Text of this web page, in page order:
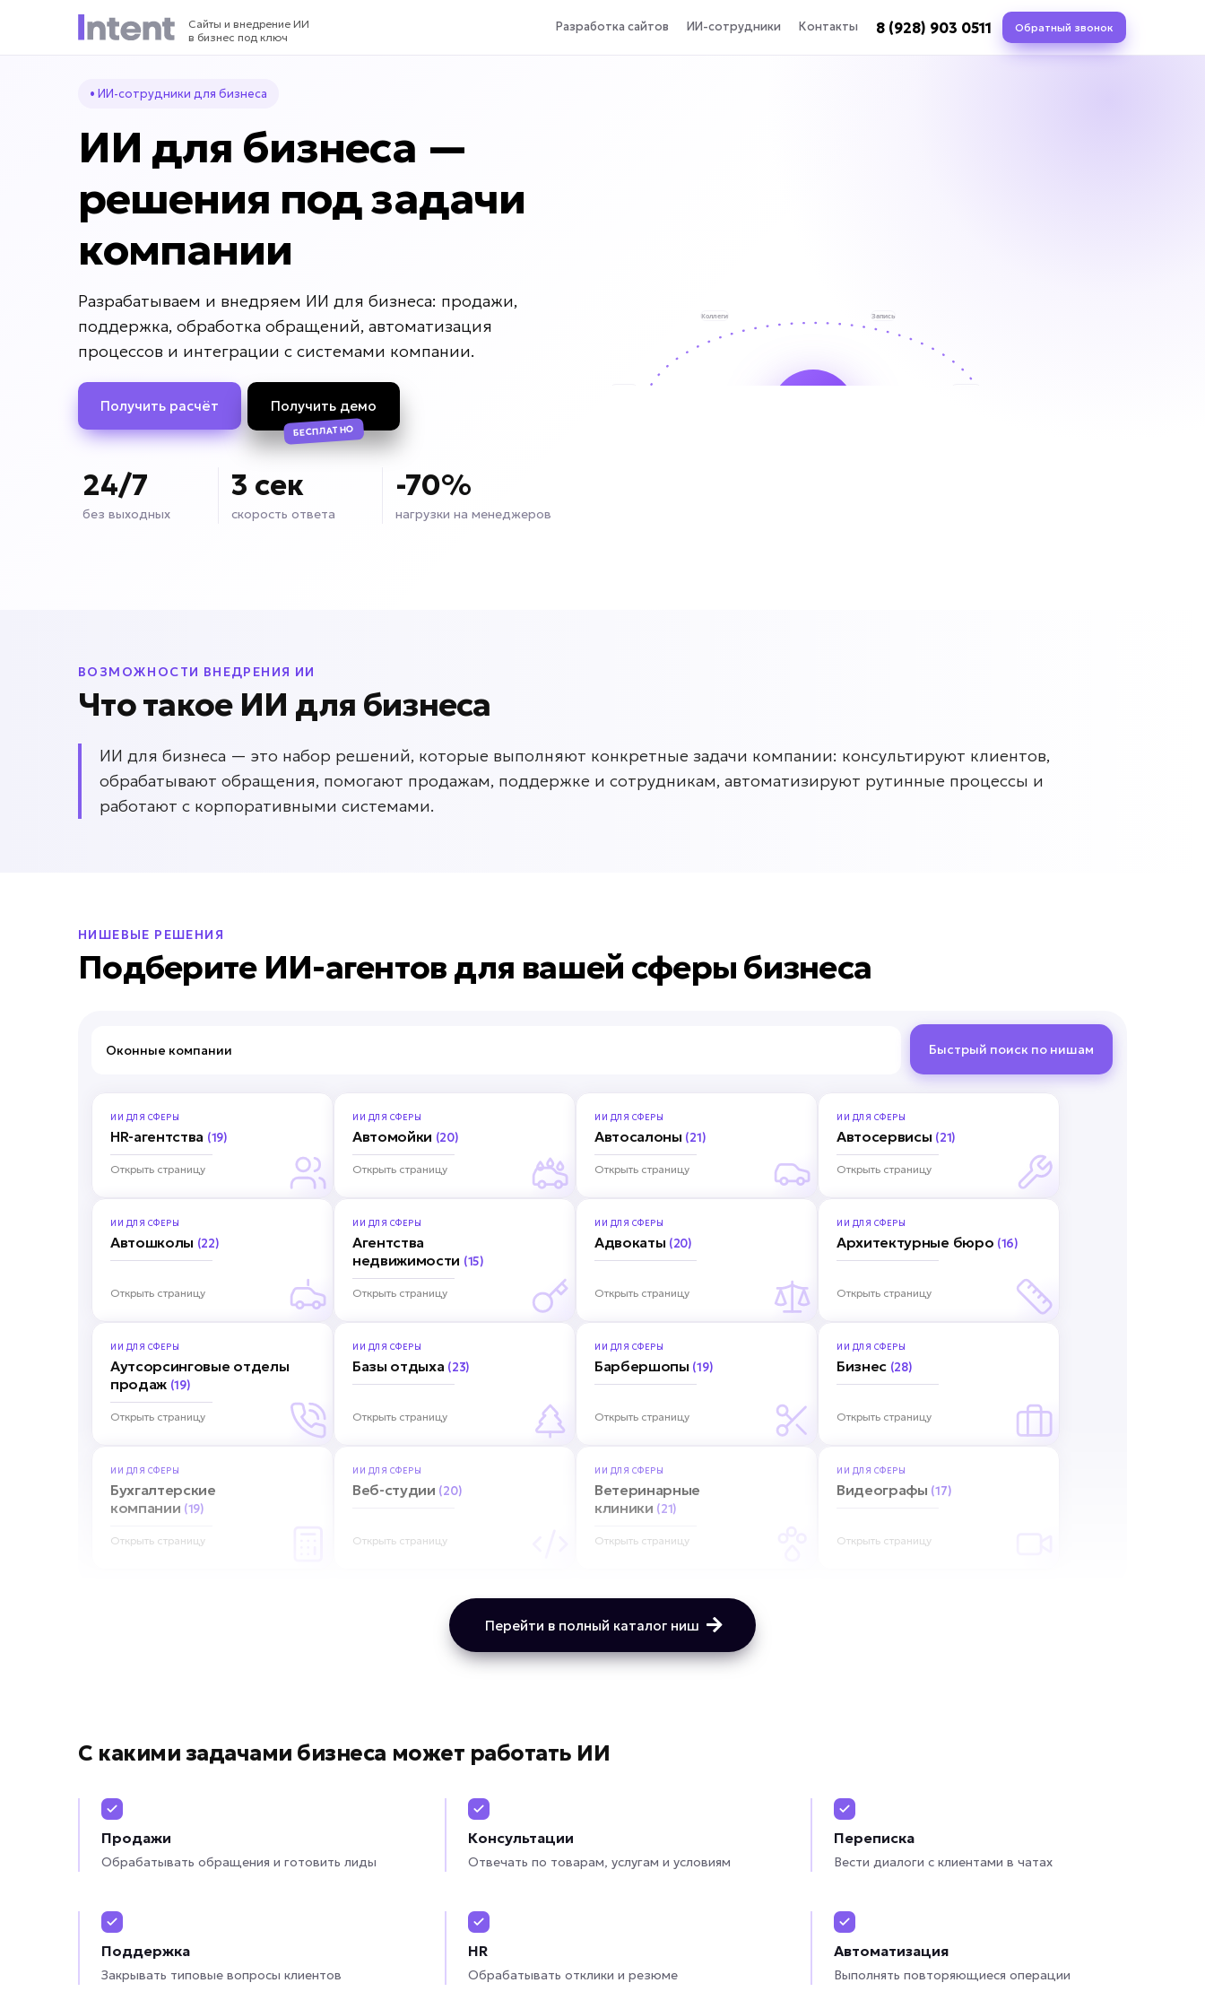
Сайты и внедрение ИИ
в бизнес под ключ
Разработка сайтов ИИ-сотрудники Контакты 8 (928) 903 0511 Обратный звонок
• ИИ-сотрудники для бизнеса
ИИ для бизнеса —
решения под задачи
компании
Разрабатываем и внедряем ИИ для бизнеса: продажи,
поддержка, обработка обращений, автоматизация
процессов и интеграции с системами компании.
Получить расчёт Получить демо
БЕСПЛАТНО
24/7
без выходных
3 сек
скорость ответа
-70%
нагрузки на менеджеров
ВОЗМОЖНОСТИ ВНЕДРЕНИЯ ИИ
Что такое ИИ для бизнеса
ИИ для бизнеса — это набор решений, которые выполняют конкретные задачи компании: консультируют клиентов,
обрабатывают обращения, помогают продажам, поддержке и сотрудникам, автоматизируют рутинные процессы и
работают с корпоративными системами.
НИШЕВЫЕ РЕШЕНИЯ
Подберите ИИ-агентов для вашей сферы бизнеса
Оконные компа Быстрый поиск по нишам
ИИ ДЛЯ СФЕРЫ
HR-агентства (19)
Открыть страницу
ИИ ДЛЯ СФЕРЫ
Автомойки (20)
Открыть страницу
ИИ ДЛЯ СФЕРЫ
Автосалоны (21)
Открыть страницу
ИИ ДЛЯ СФЕРЫ
Автосервисы (21)
Открыть страницу
ИИ ДЛЯ СФЕРЫ
Автошколы (22)
Открыть страницу
ИИ ДЛЯ СФЕРЫ
Агентства
недвижимости (15)
Открыть страницу
ИИ ДЛЯ СФЕРЫ
Адвокаты (20)
Открыть страницу
ИИ ДЛЯ СФЕРЫ
Архитектурные бюро (16)
Открыть страницу
ИИ ДЛЯ СФЕРЫ
Аутсорсинговые отделы
продаж (19)
Открыть страницу
ИИ ДЛЯ СФЕРЫ
Базы отдыха (23)
Открыть страницу
ИИ ДЛЯ СФЕРЫ
Барбершопы (19)
Открыть страницу
ИИ ДЛЯ СФЕРЫ
Бизнес (28)
Открыть страницу
ИИ ДЛЯ СФЕРЫ
Бухгалтерские
компании (19)
Открыть страницу
ИИ ДЛЯ СФЕРЫ
Веб-студии (20)
Открыть страницу
ИИ ДЛЯ СФЕРЫ
Ветеринарные
клиники (21)
Открыть страницу
ИИ ДЛЯ СФЕРЫ
Видеографы (17)
Открыть страницу
Перейти в полный каталог ниш
С какими задачами бизнеса может работать ИИ
Продажи
Обрабатывать обращения и готовить лиды
Консультации
Отвечать по товарам, услугам и условиям
Переписка
Вести диалоги с клиентами в чатах
Поддержка
Закрывать типовые вопросы клиентов
HR
Обрабатывать отклики и резюме
Автоматизация
Выполнять повторяющиеся операции